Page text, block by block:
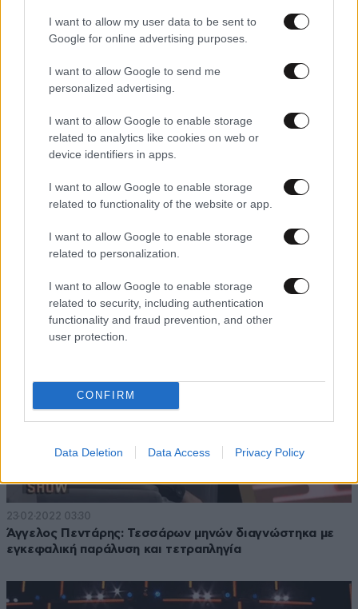
I want to allow my user data to be sent to
Google for online advertising purposes.
I want to allow Google to send me
personalized advertising.
I want to allow Google to enable storage
related to analytics like cookies on web or
device identifiers in apps.
I want to allow Google to enable storage
related to functionality of the website or app.
I want to allow Google to enable storage
related to personalization.
I want to allow Google to enable storage
related to security, including authentication
functionality and fraud prevention, and other
user protection.
CONFIRM
Data Deletion Data Access Privacy Policy
Ελλάδα έχεις Ταλέντο: Έκλεψαν τις εντυπώσεις και
πέρασαν στον τελικό
23·02·2022 03:30
Άγγελος Πεντάρης: Τεσσάρων μηνών διαγνώστηκα με
εγκεφαλική παράλυση και τετραπληγία